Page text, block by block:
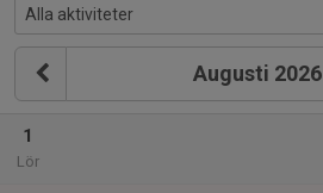
Augusti 2026
1
Lör